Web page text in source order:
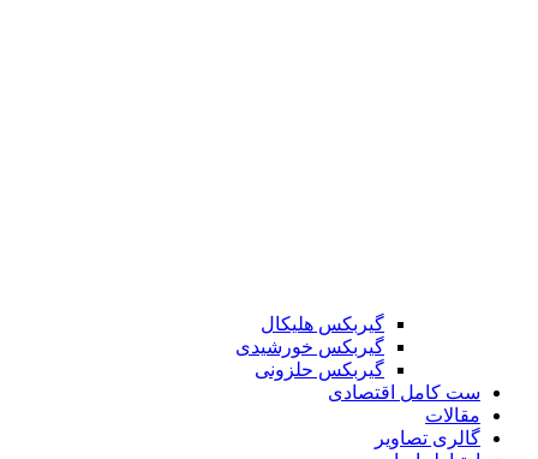
گیربکس هلیکال
گیربکس خورشیدی
گیربکس حلزونی
ست کامل اقتصادی
مقالات
گالری تصاویر